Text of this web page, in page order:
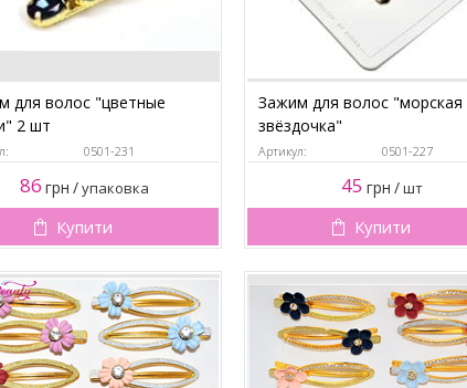
для волос "цветные
2 шт
0501-231
86 грн /упаковка
Купити
Зажим для волос "морская
звёздочка"
Артикул: 0501-227
45 грн /шт
Купити